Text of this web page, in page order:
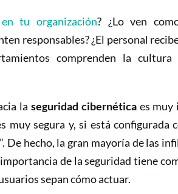
tu organización? ¿Lo ven
responsables? ¿El personal
comprenden la
la seguridad cibernéticaes muy
segura y, si está configurada
hecho, la gran mayoría de las
de la seguridad tiene
sepan cómo actuar.